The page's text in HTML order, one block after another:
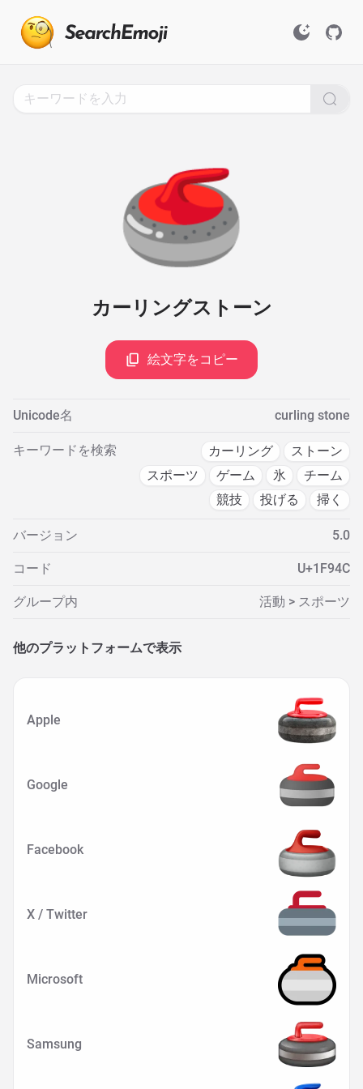
🥌
カーリングストーン
絵文字をコピー
Unicode名 curling stone
キーワードを検索 カーリング
ストーン
スポーツ
ゲーム 氷
チーム
競技
投げる 掃く
バージョン 5.0
コード U+1F94C
グループ内 活動 > スポーツ
他のプラットフォームで表示
Apple
Google
Facebook
X / Twitter
Microsoft
Samsung